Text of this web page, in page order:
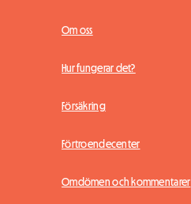
Om oss
Hur fungerar det?
Försäkring
Förtroendecenter
Omdömen och kommentarer